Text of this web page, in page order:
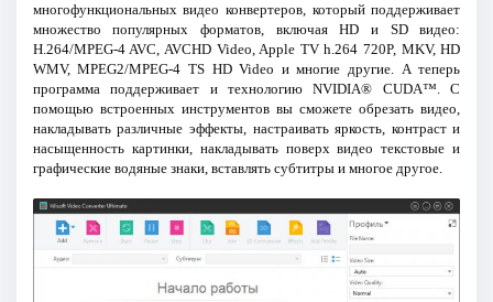
многофункциональных видео конвертеров, который поддерживает
множество популярных форматов, включая HD и SD видео:
H.264/MPEG-4 AVC, AVCHD Video, Apple TV h.264 720P, MKV, HD
WMV, MPEG2/MPEG-4 TS HD Video и многие другие. А теперь
программа поддерживает и технологию NVIDIA® CUDA™. С
помощью встроенных инструментов вы сможете обрезать видео,
накладывать различные эффекты, настраивать яркость, контраст и
насыщенность картинки, накладывать поверх видео текстовые и
графические водяные знаки, вставлять субтитры и многое другое.